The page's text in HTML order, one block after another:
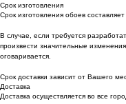
Срок изготовления
Срок изготовления обоев
В случае, если требуется
произвести значительные
оговаривается.
Срок доставки зависит от Вашего
Доставка
Доставка осуществляется во все